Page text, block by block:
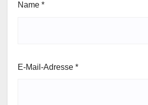
Name *
E-Mail-Adresse *